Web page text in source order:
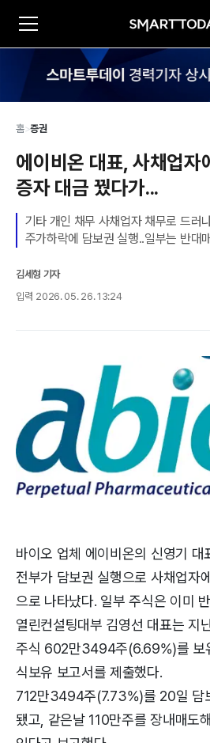
홈>증권
에이비온 대표, 사채업자
증자 대금 꿨다가...
기타 개인 채무 사채업자 채무로 드러
주가하락에 담보권 실행..일부는 반대
김세형 기자
입력 2026. 05. 26. 13:24
바이오 업체 에이비온의 신영기 대
전부가 담보권 실행으로 사채업자
으로 나타났다. 일부 주식은 이미
열린컨설팅대부 김영선 대표는 지
주식 602만3494주(6.69%)를 보
식보유 보고서를 제출했다.
712만3494주(7.73%)를 20일 담
됐고, 같은날 110만주를 장내매도